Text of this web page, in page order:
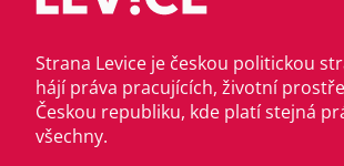
Strana Levice je českou politickou
hájí práva pracujících, životní
Českou republiku, kde platí stejná
všechny.